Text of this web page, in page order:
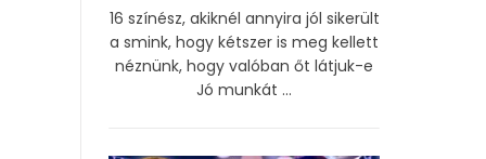
16 színész, akiknél annyira jól sikerült
a smink, hogy kétszer is meg kellett
néznünk, hogy valóban őt látjuk-e
Jó munkát ...